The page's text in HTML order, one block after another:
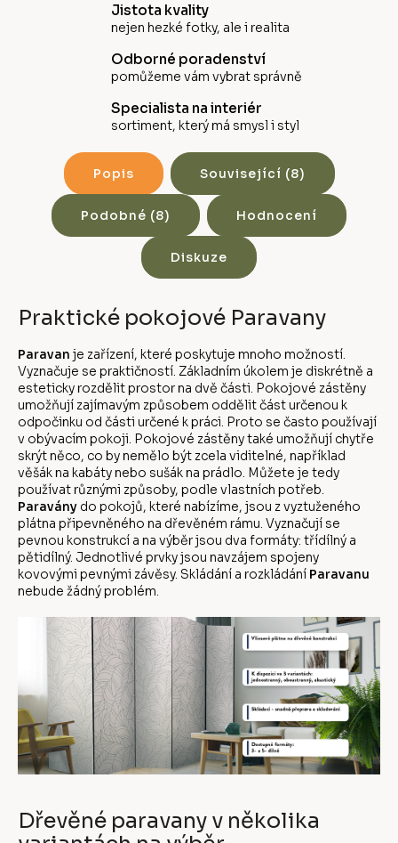
Jistota kvality
nejen hezké fotky, ale i realita
Odborné poradenství
pomůžeme vám vybrat správně
Specialista na interiér
sortiment, který má smysl i styl
Popis Související (8)
Podobné (8) Hodnocení
Diskuze
Praktické pokojové Paravany
Paravan je zařízení, které poskytuje mnoho možností.
Vyznačuje se praktičností. Základním úkolem je diskrétně a
esteticky rozdělit prostor na dvě části. Pokojové zástěny
umožňují zajímavým způsobem oddělit část určenou k
odpočinku od části určené k práci. Proto se často používají
v obývacím pokoji. Pokojové zástěny také umožňují chytře
skrýt něco, co by nemělo být zcela viditelné, například
věšák na kabáty nebo sušák na prádlo. Můžete je tedy
používat různými způsoby, podle vlastních potřeb.
Paravány do pokojů, které nabízíme, jsou z vyztuženého
plátna připevněného na dřevěném rámu. Vyznačují se
pevnou konstrukcí a na výběr jsou dva formáty: třídílný a
pětidílný. Jednotlivé prvky jsou navzájem spojeny
kovovými pevnými závěsy. Skládání a rozkládání Paravanu
nebude žádný problém.
Dřevěné paravany v několika